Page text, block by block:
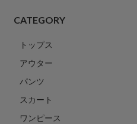
CATEGORY
トップス
アウター
パンツ
スカート
ワンピース